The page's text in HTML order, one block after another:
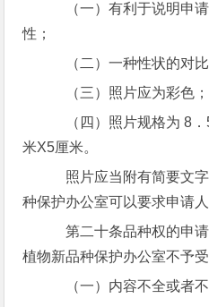
（一）有利于说明申
性；
（二）一种性状的对比
（三）照片应为彩色；
（四）照片规格为 8．
米X5厘米。
照片应当附有简要文
种保护办公室可以要求申请
第二十条品种权的申请
植物新品种保护办公室不予受
（一）内容不全或者不